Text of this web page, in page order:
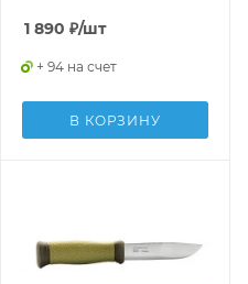
1 890 ₽/шт
+ 94 на счет
В КОРЗИНУ